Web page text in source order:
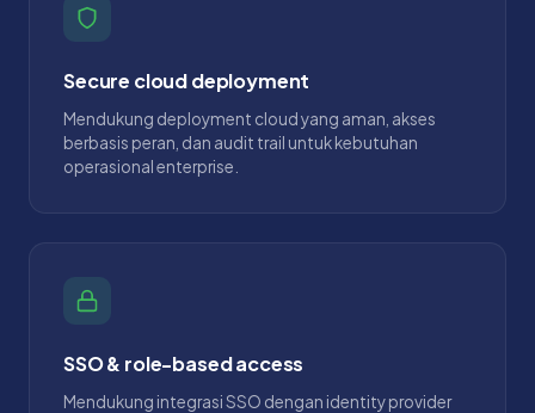
Secure cloud deployment
Mendukung deployment cloud yang aman, akses
berbasis peran, dan audit trail untuk kebutuhan
operasional enterprise.
SSO & role-based access
Mendukung integrasi SSO dengan identity provider